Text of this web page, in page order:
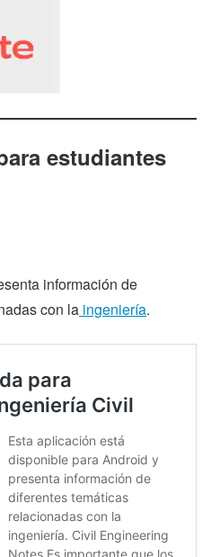
estudiantes
información de
con la ingeniería.